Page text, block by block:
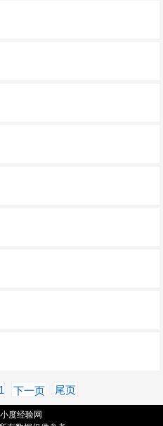
下一页 尾页
度经验网